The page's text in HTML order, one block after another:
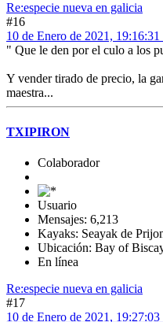
Re:especie nueva en galicia
#16
10 de Enero de 2021,
" Que le den por el culo a los
Y vender tirado de precio, la
maestra...
TXIPIRON
Colaborador
Usuario
Mensajes: 6,213
Kayaks: Seayak de
Ubicación: Bay of
En línea
Re:especie nueva en galicia
#17
10 de Enero de 2021,